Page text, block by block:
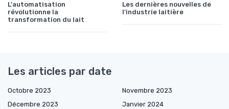
L'automatisation
révolutionne la
transformation du lait
Les dernières nouvelles de
l'industrie laitière
Les articles par date
Octobre 2023
Novembre 2023
Décembre 2023
Janvier 2024